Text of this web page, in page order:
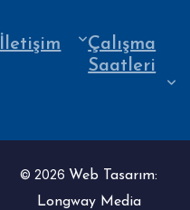
İletişim
Çalışma
Saatleri
© 2026 Web Tasarım:
Longway Media